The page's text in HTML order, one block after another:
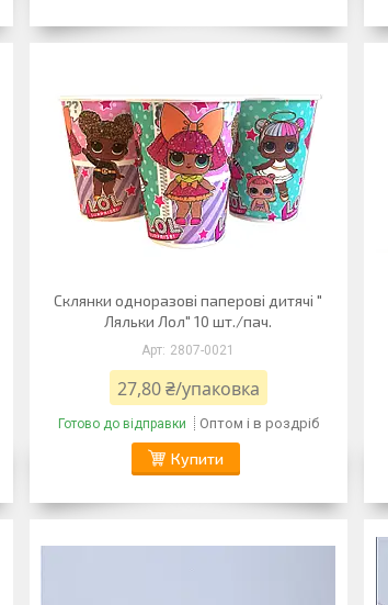
Склянки одноразові паперові дитячі "
Ляльки Лол" 10 шт./пач.
2807-0021
27,80 ₴/упаковка
Готово до відправки Оптом і в роздріб
Купити